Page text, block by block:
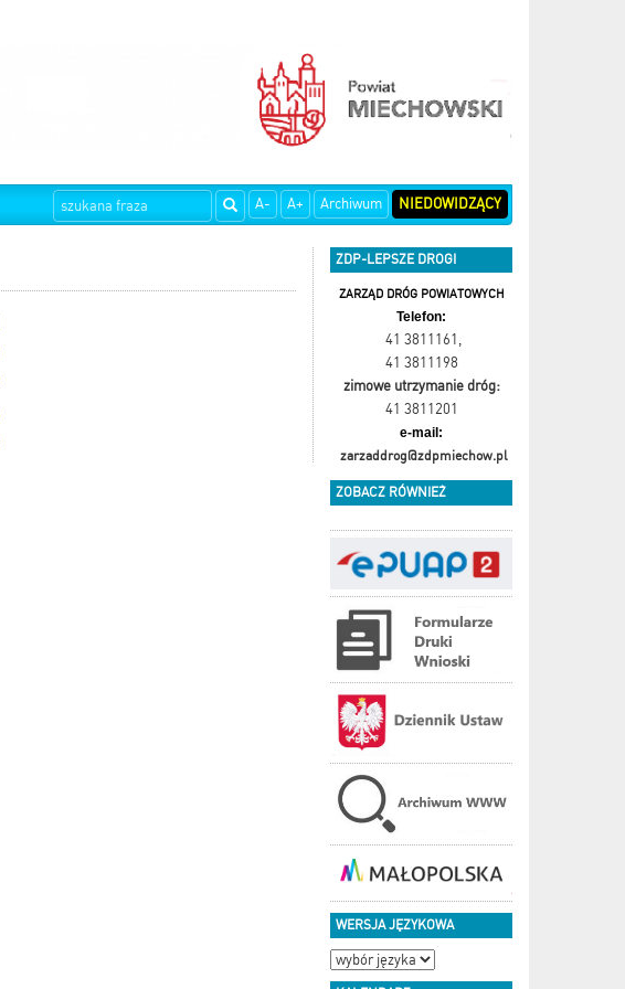
A- A+ Archiwum NIEDOWIDZĄCY
ZDP-LEPSZE DROGI
ZARZĄD DRÓG POWIATOWYCH
Telefon:
41 3811161
41 3811198
zimowe utrzymanie dróg:
41 3811201
e-mail:
zarzaddrog@zdpmiechow.pl
ZOBACZ RÓWNIEŻ
WERSJA JĘZYKOWA